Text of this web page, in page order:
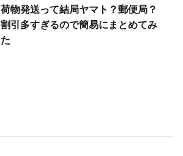
荷物発送って結局ヤマト？郵便局？
割引多すぎるので簡易にまとめてみ
た